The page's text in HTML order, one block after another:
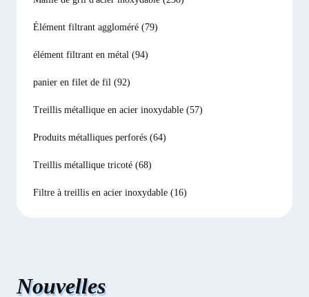
Élément filtrant aggloméré (79)
élément filtrant en métal (94)
panier en filet de fil (92)
Treillis métallique en acier inoxydable (57)
Produits métalliques perforés (64)
Treillis métallique tricoté (68)
Filtre à treillis en acier inoxydable (16)
Nouvelles